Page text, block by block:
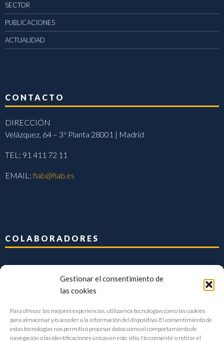
Gestionar el consentimiento de
las cookies
Para ofrecer las mejores experiencias, utilizamos tecnologías como las cookies
para almacenar y/o acceder a la información del dispositivo. El consentimiento de
estas tecnologías nos permitirá procesar datos como el comportamiento de
navegación o las identificaciones únicas en este sitio. No consentir o retirar el
SECTOR
PUBLICACIONES
ACTUALIDAD
CONTACTO
DIRECCIÓN
Velázquez, 64 – 3ª Planta 28001 | Madrid
TEL: 91 411 72 11
EMAIL:fiab@fiab.es
COLABORADORES